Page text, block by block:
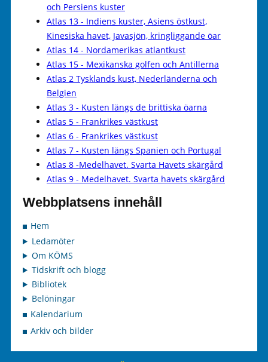
och Persiens kuster
Atlas 13 - Indiens kuster, Asiens östkust,
Kinesiska havet, Javasjön, kringliggande öar
Atlas 14 - Nordamerikas atlantkust
Atlas 15 - Mexikanska golfen och Antillerna
Atlas 2 Tysklands kust, Nederländerna och
Belgien
Atlas 3 - Kusten längs de brittiska öarna
Atlas 5 - Frankrikes västkust
Atlas 6 - Frankrikes västkust
Atlas 7 - Kusten längs Spanien och Portugal
Atlas 8 -Medelhavet. Svarta Havets skärgård
Atlas 9 - Medelhavet. Svarta havets skärgård
Webbplatsens innehåll
Hem
Ledamöter
Om KÖMS
Tidskrift och blogg
Bibliotek
Belöningar
Kalendarium
Arkiv och bilder